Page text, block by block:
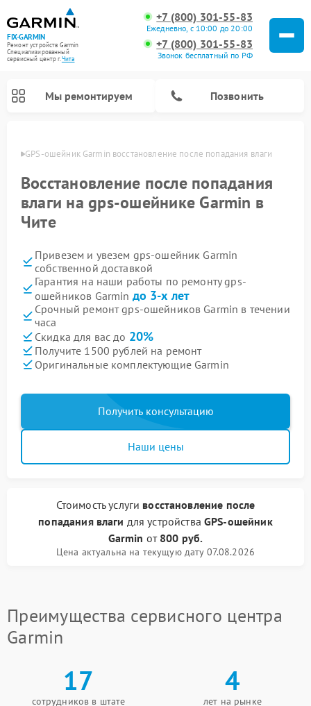
FIX-GARMIN
Ремонт устройств Garmin
Специализированный
cервисный центр г.Чита
+7 (800) 301-55-83
Ежедневно, с 10:00 до 20:00
+7 (800) 301-55-83
Звонок бесплатный по РФ
Мы ремонтируем Позвонить
GPS-ошейник Garmin восстановление после попадания влаги
Восстановление после попадания
влаги на gps-ошейнике Garmin в
Чите
Привезем и увезем gps-ошейник Garmin
собственной доставкой
Гарантия на наши работы по ремонту gps-
ошейников Garmin до 3-х лет
Срочный ремонт gps-ошейников Garmin в течении
часа
Скидка для вас до 20%
Получите 1500 рублей на ремонт
Оригинальные комплектующие Garmin
Получить консультацию
Наши цены
Стоимость услуги восстановление после
попадания влаги для устройства GPS-ошейник
Garmin от 800 руб.
Цена актуальна на текущую дату 07.08.2026
Преимущества сервисного центра
Garmin
17
сотрудников в штате
4
лет на рынке